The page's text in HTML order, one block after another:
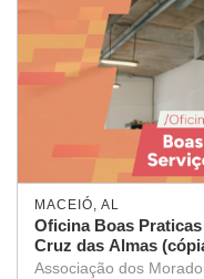
MACEIÓ, AL
Oficina Boas
Cruz das Almas
Associação dos